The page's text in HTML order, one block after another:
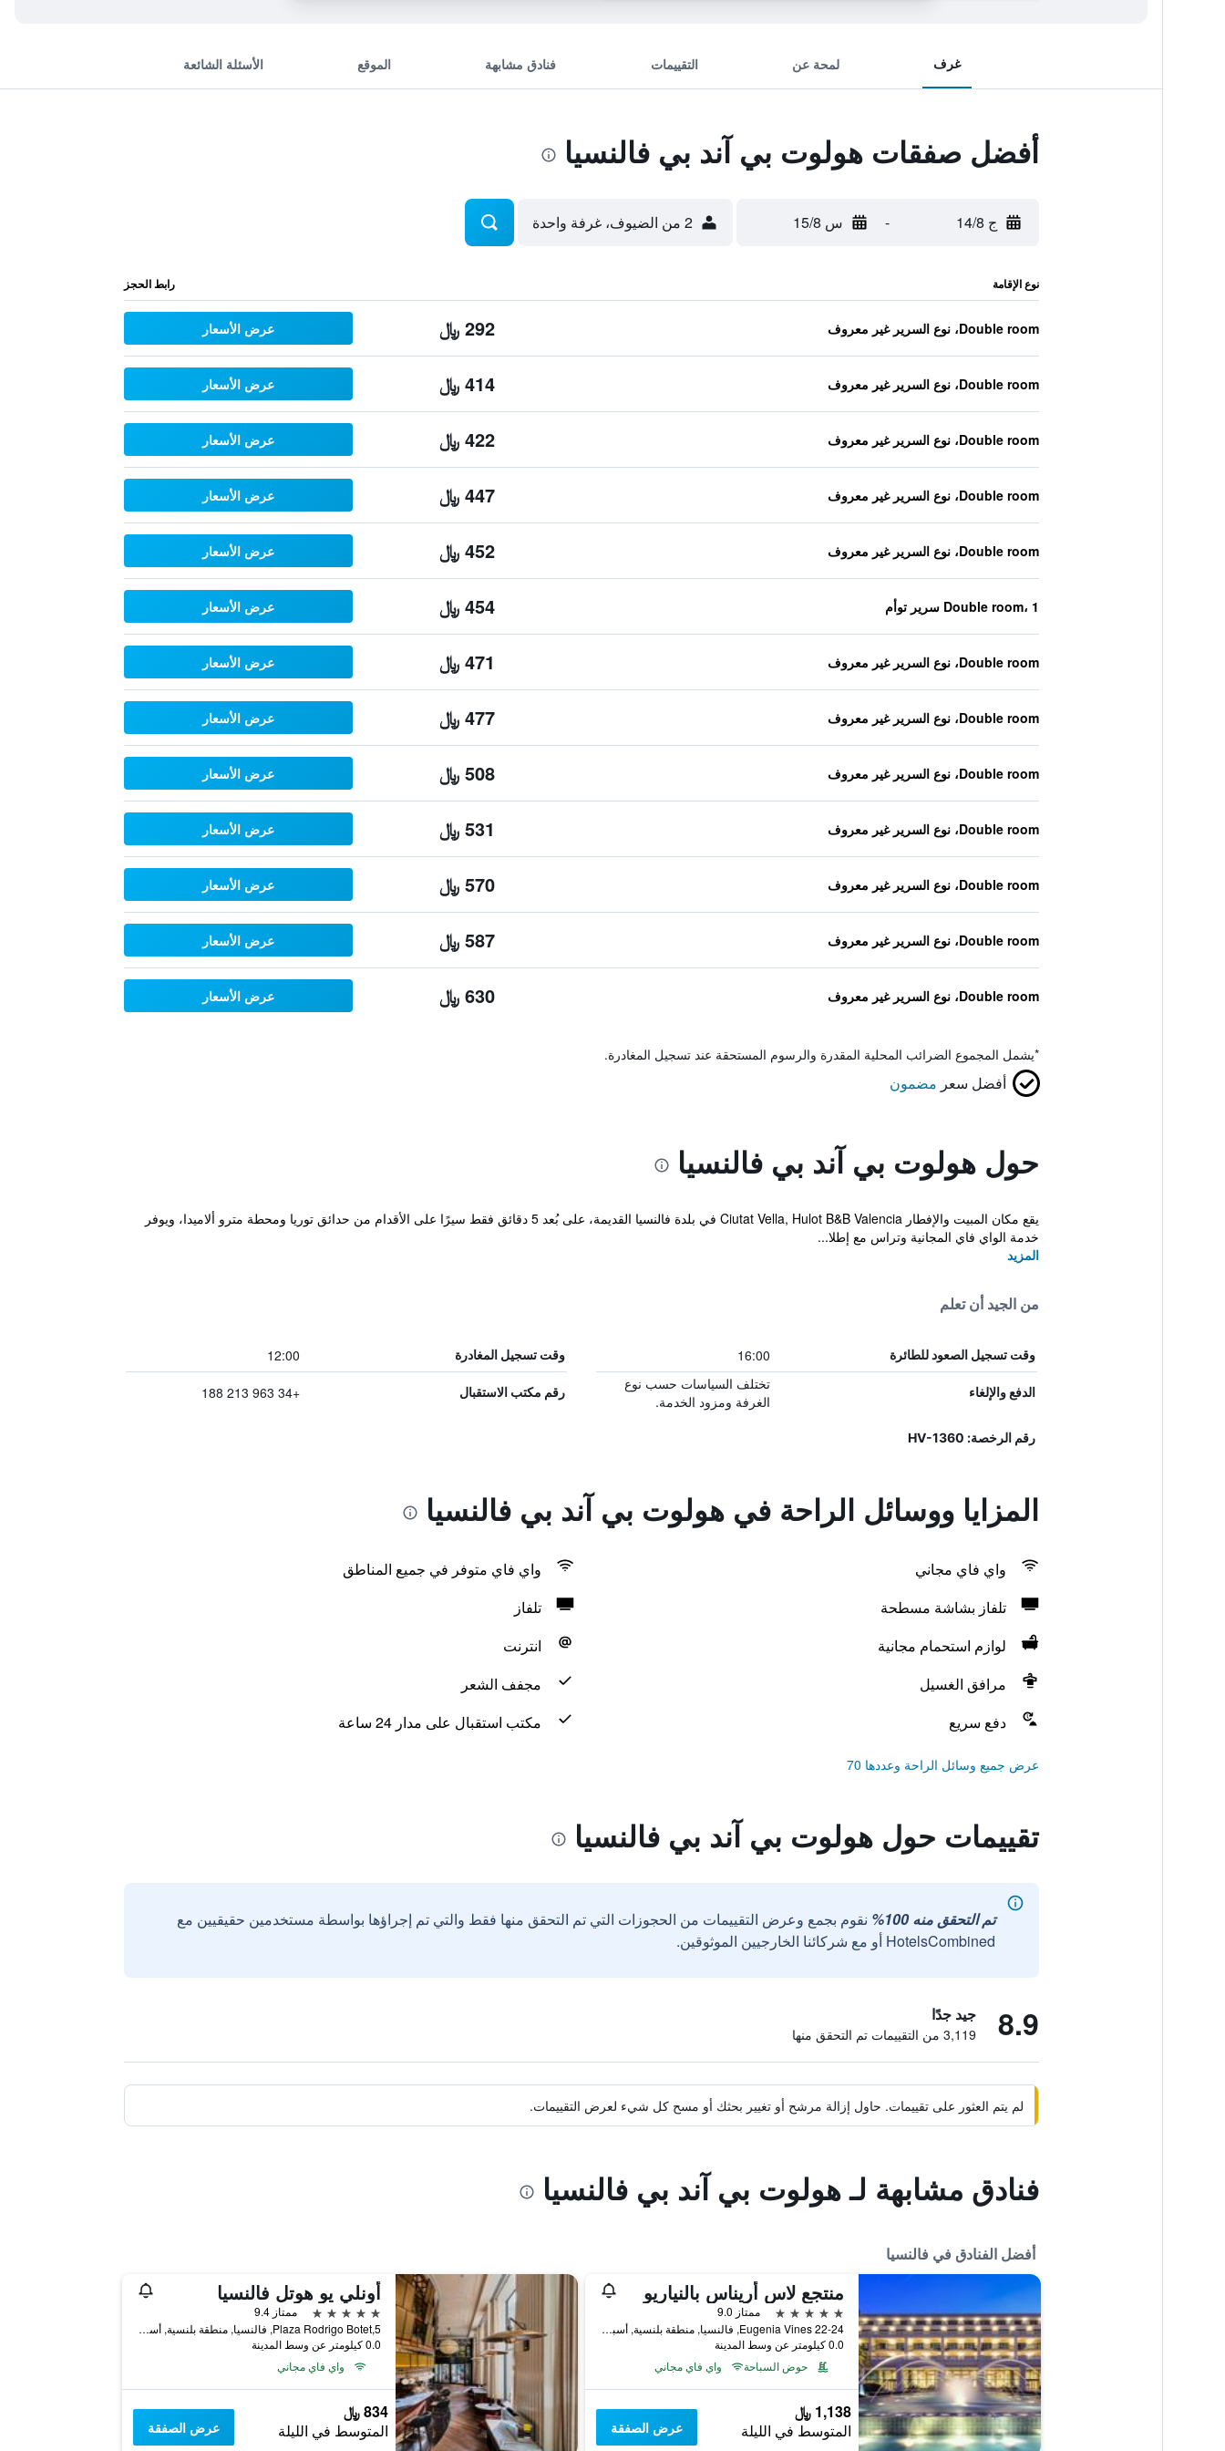
غرف لمحة عن التقييمات فنادق مشابهة الموقع الأسئلة الشائعة
أفضل صفقات هولوت بي آند بي فالنسيا
ج 14/8 - س 15/8 2 من الضيوف، غرفة واحدة
نوع الإقامة رابط الحجز
Double room، نوع السرير غير معروف 292 ﷼ عرض الأسعار
Double room، نوع السرير غير معروف 414 ﷼ عرض الأسعار
Double room، نوع السرير غير معروف 422 ﷼ عرض الأسعار
Double room، نوع السرير غير معروف 447 ﷼ عرض الأسعار
Double room، نوع السرير غير معروف 452 ﷼ عرض الأسعار
Double room، 1 سرير توأم 454 ﷼ عرض الأسعار
Double room، نوع السرير غير معروف 471 ﷼ عرض الأسعار
Double room، نوع السرير غير معروف 477 ﷼ عرض الأسعار
Double room، نوع السرير غير معروف 508 ﷼ عرض الأسعار
Double room، نوع السرير غير معروف 531 ﷼ عرض الأسعار
Double room، نوع السرير غير معروف 570 ﷼ عرض الأسعار
Double room، نوع السرير غير معروف 587 ﷼ عرض الأسعار
Double room، نوع السرير غير معروف 630 ﷼ عرض الأسعار
*يشمل المجموع الضرائب المحلية المقدرة والرسوم المستحقة عند تسجيل المغادرة.
أفضل سعر مضمون
حول هولوت بي آند بي فالنسيا
يقع مكان المبيت والإفطار Ciutat Vella, Hulot B&B Valencia في بلدة فالنسيا القديمة، على بُعد 5 دقائق فقط سيرًا على الأقدام من حدائق توريا ومحطة مترو ألاميدا، ويوفر
خدمة الواي فاي المجانية وتراس مع إطلا...
المزيد
من الجيد أن تعلم
وقت تسجيل الصعود للطائرة 16:00 وقت تسجيل المغادرة 12:00
الدفع والإلغاء
تختلف السياسات حسب نوع
الغرفة ومزود الخدمة.
رقم مكتب الاستقبال +34 963 213 188
رقم الرخصة: HV-1360
المزايا ووسائل الراحة في هولوت بي آند بي فالنسيا
واي فاي مجاني
واي فاي متوفر في جميع المناطق
تلفاز بشاشة مسطحة
تلفاز
لوازم استحمام مجانية
انترنت
مرافق الغسيل
مجفف الشعر
دفع سريع
مكتب استقبال على مدار 24 ساعة
عرض جميع وسائل الراحة وعددها 70
تقييمات حول هولوت بي آند بي فالنسيا
تم التحقق منه 100%
نقوم بجمع وعرض التقييمات من الحجوزات التي تم التحقق منها فقط والتي تم إجراؤها بواسطة مستخدمين حقيقيين مع
HotelsCombined أو مع شركائنا الخارجيين الموثوقين.
8.9 جيد جدًا
3,119 من التقييمات تم التحقق منها
لم يتم العثور على تقييمات. حاول إزالة مرشح أو تغيير بحثك أو مسح كل شيء لعرض التقييمات.
فنادق مشابهة لـ هولوت بي آند بي فالنسيا
أفضل الفنادق في فالنسيا
منتجع لاس أريناس بالنياريو
5 نجوم
ممتاز 9.0
Eugenia Vines 22-24, فالنسيا, منطقة بلنسية, أسبانيا
0.0 كيلومتر عن وسط المدينة
حوض السباحة
واي فاي مجاني
1,138 ﷼
المتوسط في الليلة عرض الصفقة
أونلي يو هوتل فالنسيا
5 نجوم
ممتاز 9.4
Plaza Rodrigo Botet,5, فالنسيا, منطقة بلنسية, أسبانيا
0.0 كيلومتر عن وسط المدينة
واي فاي مجاني
834 ﷼
المتوسط في الليلة عرض الصفقة